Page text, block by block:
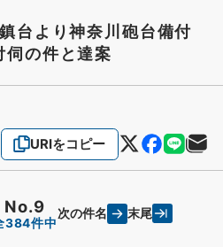
台より神奈川砲台備付
伺の件と達案
URIをコピー
No.9
384件中
次の件名 末尾